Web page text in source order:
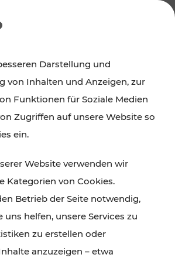
und das Burgenland
und Gastronomie,
Naturgenuss – viele
mit den Ticket- und Fahrplan-
gut und schnell erreichbar.
Darstellung und
von Inhalten und Anzeigen, zur
Funktionen für Soziale Medien
Zugriffen auf unsere Website so
ein.
Website verwenden wir
Kategorien von Cookies.
Betrieb der Seite notwendig,
uns helfen, unsere Services zu
zu erstellen oder
anzuzeigen – etwa